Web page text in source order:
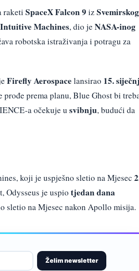
raketi SpaceX Falcon 9izSvemirskog
Machines, dio jeNASA-inog
robotska istraživanja i potragu za
Firefly Aerospacelansirao 15.
prođe prema planu, Blue Ghost bi
a očekuje u svibnju, budući da
koji je uspješno sletio na Mjesec
Odysseus je uspio tjedan dana
sletio na Mjesec nakon Apollo misija.
Želim newsletter